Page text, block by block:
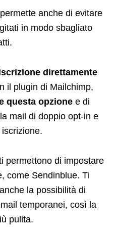
anche di evitare
in modo sbagliato
direttamente
il plugin di Mailchimp,
questa opzione e di
mail di doppio opt-in e
permettono di impostare
come Sendinblue. Ti
la possibilità di
temporanei, così la
pulita.